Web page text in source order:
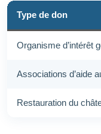
Type de don
Organisme d’intérêt
Associations d’aide
Restauration du